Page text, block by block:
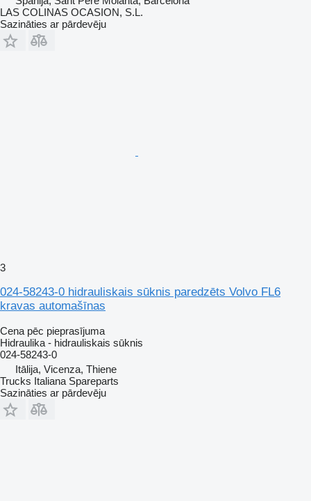
LAS COLINAS OCASION, S.L.
Sazināties ar pārdevēju
3
024-58243-0 hidrauliskais sūknis paredzēts Volvo FL6
kravas automašīnas
Cena pēc pieprasījuma
Hidraulika - hidrauliskais sūknis
024-58243-0
Itālija, Vicenza, Thiene
Trucks Italiana Spareparts
Sazināties ar pārdevēju